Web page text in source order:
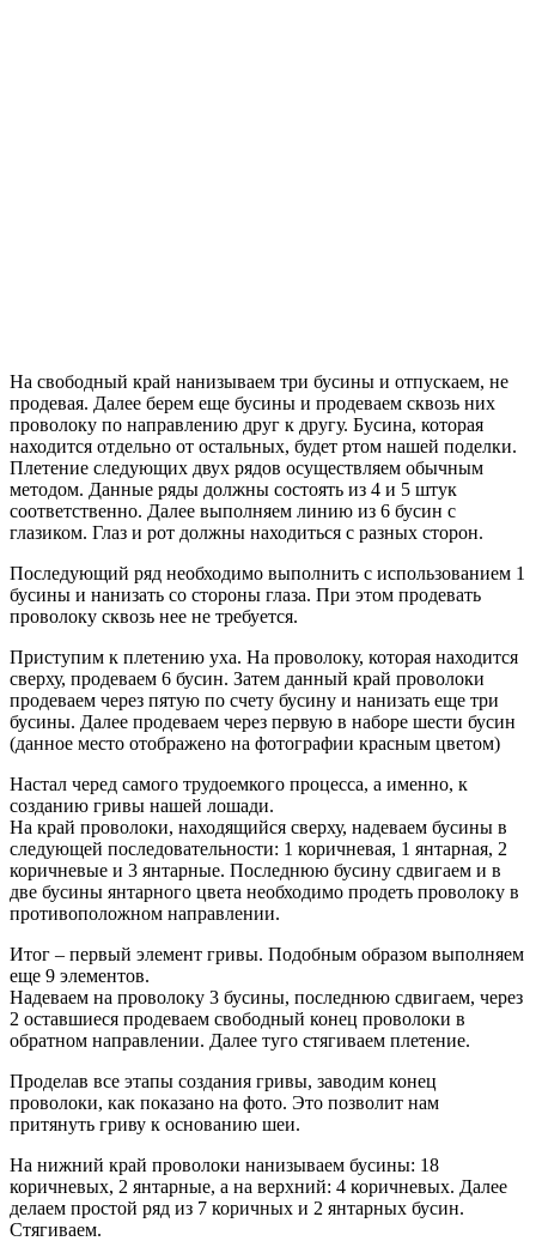
На свободный край нанизываем три бусины и отпускаем, не
продевая. Далее берем еще бусины и продеваем сквозь них
проволоку по направлению друг к другу. Бусина, которая
находится отдельно от остальных, будет ртом нашей поделки.
Плетение следующих двух рядов осуществляем обычным
методом. Данные ряды должны состоять из 4 и 5 штук
соответственно. Далее выполняем линию из 6 бусин с
глазиком. Глаз и рот должны находиться с разных сторон.
Последующий ряд необходимо выполнить с использованием 1
бусины и нанизать со стороны глаза. При этом продевать
проволоку сквозь нее не требуется.
Приступим к плетению уха. На проволоку, которая находится
сверху, продеваем 6 бусин. Затем данный край проволоки
продеваем через пятую по счету бусину и нанизать еще три
бусины. Далее продеваем через первую в наборе шести бусин
(данное место отображено на фотографии красным цветом)
Настал черед самого трудоемкого процесса, а именно, к
созданию гривы нашей лошади.
На край проволоки, находящийся сверху, надеваем бусины в
следующей последовательности: 1 коричневая, 1 янтарная, 2
коричневые и 3 янтарные. Последнюю бусину сдвигаем и в
две бусины янтарного цвета необходимо продеть проволоку в
противоположном направлении.
Итог – первый элемент гривы. Подобным образом выполняем
еще 9 элементов.
Надеваем на проволоку 3 бусины, последнюю сдвигаем, через
2 оставшиеся продеваем свободный конец проволоки в
обратном направлении. Далее туго стягиваем плетение.
Проделав все этапы создания гривы, заводим конец
проволоки, как показано на фото. Это позволит нам
притянуть гриву к основанию шеи.
На нижний край проволоки нанизываем бусины: 18
коричневых, 2 янтарные, а на верхний: 4 коричневых. Далее
делаем простой ряд из 7 коричных и 2 янтарных бусин.
Стягиваем.